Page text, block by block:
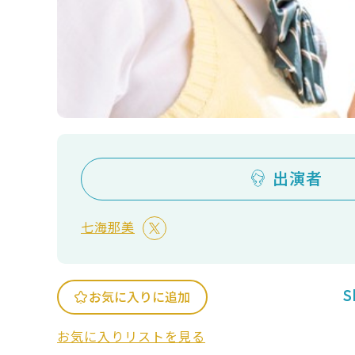
出演者
七海那美
お気に入りに追加
お気に入りリストを見る